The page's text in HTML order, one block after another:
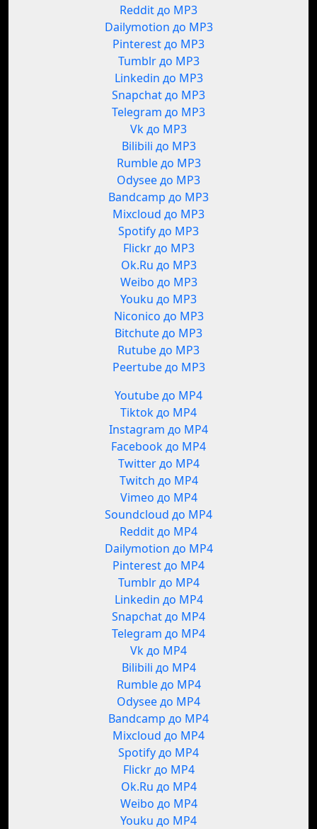
Reddit до MP3
Dailymotion до MP3
Pinterest до MP3
Tumblr до MP3
Linkedin до MP3
Snapchat до MP3
Telegram до MP3
Vk до MP3
Bilibili до MP3
Rumble до MP3
Odysee до MP3
Bandcamp до MP3
Mixcloud до MP3
Spotify до MP3
Flickr до MP3
Ok.Ru до MP3
Weibo до MP3
Youku до MP3
Niconico до MP3
Bitchute до MP3
Rutube до MP3
Peertube до MP3
Youtube до MP4
Tiktok до MP4
Instagram до MP4
Facebook до MP4
Twitter до MP4
Twitch до MP4
Vimeo до MP4
Soundcloud до MP4
Reddit до MP4
Dailymotion до MP4
Pinterest до MP4
Tumblr до MP4
Linkedin до MP4
Snapchat до MP4
Telegram до MP4
Vk до MP4
Bilibili до MP4
Rumble до MP4
Odysee до MP4
Bandcamp до MP4
Mixcloud до MP4
Spotify до MP4
Flickr до MP4
Ok.Ru до MP4
Weibo до MP4
Youku до MP4